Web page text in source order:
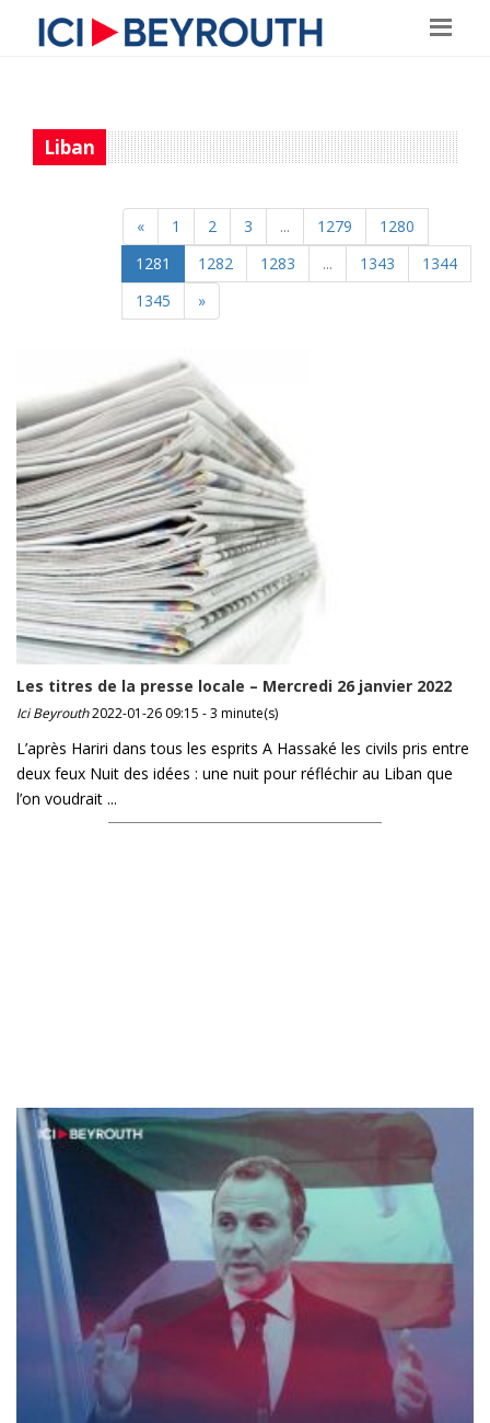
Liban
« 1 2 3 ... 1279
1280
1281
1282 1283 ... 1343
1344
1345
»
Les titres de la presse locale – Mercredi 26 janvier 2022
Ici Beyrouth2022-01-26 09:15 - 3 minute(s)
L’après Hariri dans tous les esprits A Hassaké les civils pris entre
deux feux Nuit des idées : une nuit pour réfléchir au Liban que
l’on voudrait ...